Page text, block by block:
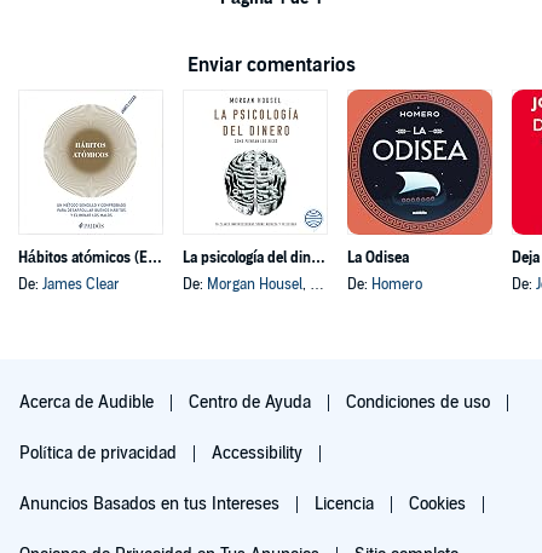
Enviar comentarios
Hábitos atómicos (Español neutro)
De: James Clear
La psicología del dinero
De: Morgan Housel, y otros
La Odisea
De: Homero
De:
Acerca de Audible Centro de Ayuda Condiciones de uso
Política de privacidad Accessibility
Anuncios Basados en tus Intereses Licencia Cookies